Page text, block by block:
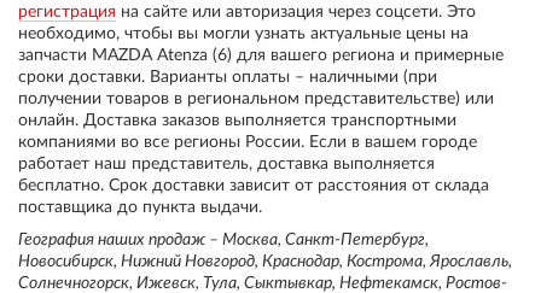
регистрация на сайте или авторизация через соцсети. Это
необходимо, чтобы вы могли узнать актуальные цены на
запчасти MAZDA Atenza (6) для вашего региона и примерные
сроки доставки. Варианты оплаты – наличными (при
получении товаров в региональном представительстве) или
онлайн. Доставка заказов выполняется транспортными
компаниями во все регионы России. Если в вашем городе
работает наш представитель, доставка выполняется
бесплатно. Срок доставки зависит от расстояния от склада
поставщика до пункта выдачи.
География наших продаж – Москва, Санкт-Петербург,
Новосибирск, Нижний Новгород, Краснодар, Кострома, Ярославль,
Солнечногорск, Ижевск, Тула, Сыктывкар, Нефтекамск, Ростов-